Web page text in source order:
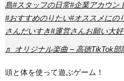
島#スタッフの日常#企業アカウン
#おすすめのりたい#オススメにの
さんだいすき#運営さんお願い大好
♬ オリジナル楽曲 – 高徳TikTok部
頭と体を使って遊ぶゲーム！